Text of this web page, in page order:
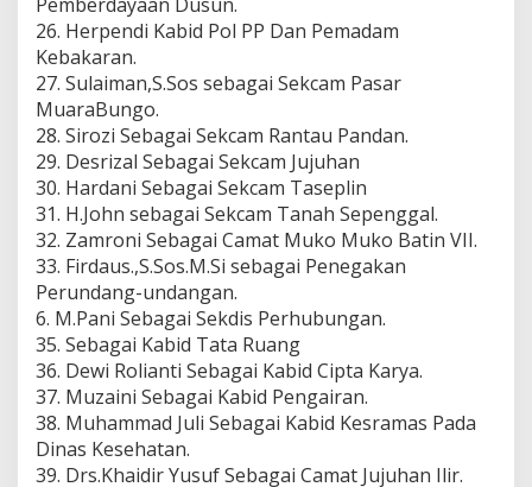
26. Herpendi Kabid Pol PP Dan Pemadam
Kebakaran.
27. Sulaiman,S.Sos sebagai Sekcam Pasar
MuaraBungo.
28. Sirozi Sebagai Sekcam Rantau Pandan.
29. Desrizal Sebagai Sekcam Jujuhan
30. Hardani Sebagai Sekcam Taseplin
31. H.John sebagai Sekcam Tanah Sepenggal.
32. Zamroni Sebagai Camat Muko Muko Batin VII.
33. Firdaus.,S.Sos.M.Si sebagai Penegakan
Perundang-undangan.
6. M.Pani Sebagai Sekdis Perhubungan.
35. Sebagai Kabid Tata Ruang
36. Dewi Rolianti Sebagai Kabid Cipta Karya.
37. Muzaini Sebagai Kabid Pengairan.
38. Muhammad Juli Sebagai Kabid Kesramas Pada
Dinas Kesehatan.
39. Drs.Khaidir Yusuf Sebagai Camat Jujuhan Ilir.